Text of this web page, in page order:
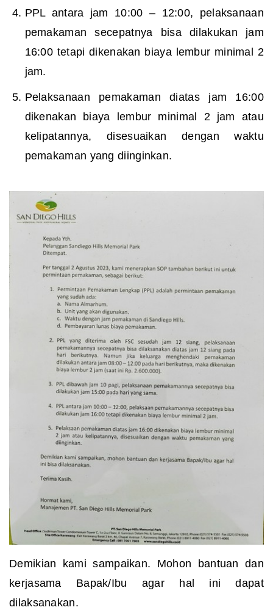
PPL antara jam 10:00 – 12:00, pelaksanaan
pemakaman secepatnya bisa dilakukan jam
16:00 tetapi dikenakan biaya lembur minimal 2
jam.
Pelaksanaan pemakaman diatas jam 16:00
dikenakan biaya lembur minimal 2 jam atau
kelipatannya, disesuaikan dengan waktu
pemakaman yang diinginkan.
Demikian kami sampaikan. Mohon bantuan dan
kerjasama Bapak/Ibu agar hal ini dapat
dilaksanakan.